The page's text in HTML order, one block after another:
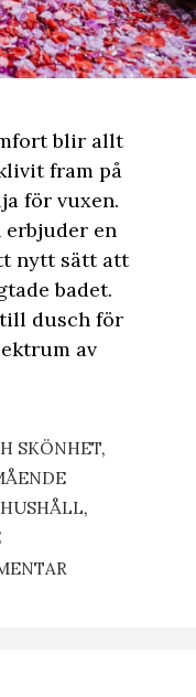
blir allt
fram på
för vuxen.
en
nytt sätt att
badet.
dusch för
av
SKÖNHET,
HUSHÅLL,